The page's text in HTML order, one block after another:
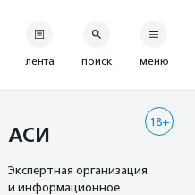
лента поиск меню
18+
АСИ
Экспертная организация
и информационное